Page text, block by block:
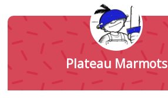
Plateau Marmots